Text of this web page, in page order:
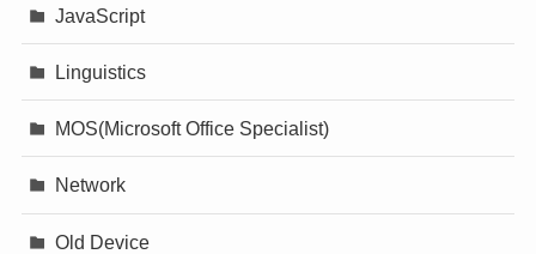
JavaScript
Linguistics
MOS(Microsoft Office Specialist)
Network
Old Device